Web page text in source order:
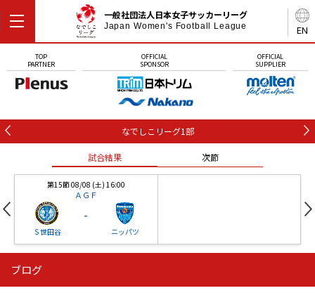
EN
一般社団法人日本女子サッカーリーグ
Japan Women's Football League
TOP
PARTNER
OFFICIAL
SPONSOR
OFFICIAL
SUPPLIER
なでしこリーグ1部
試合結果 次節
第15節 08/08 (土) 16:00
ＡＧＦ
Ｓ世田谷
-
ニッパツ
ニッパツ 石人の星
ブログ